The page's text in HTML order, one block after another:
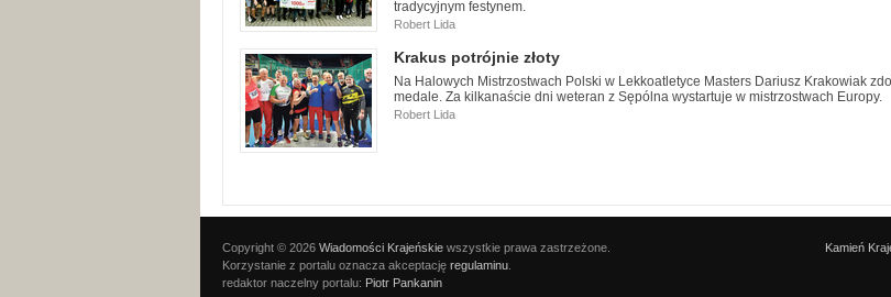
tradycyjnym festynem.
Robert Lida
Krakus potrójnie złoty
Na Halowych Mistrzostwach Polski w Lekkoatletyce Masters Dariusz Krakowiak
medale. Za kilkanaście dni weteran z Sępólna wystartuje w mistrzostwach Europy.
Robert Lida
Copyright © 2026 Wiadomości Krajeńskie wszystkie prawa zastrzeżone.
Korzystanie z portalu oznacza akceptację regulaminu
redaktor naczelny portalu: Piotr Pankanin
Kamień